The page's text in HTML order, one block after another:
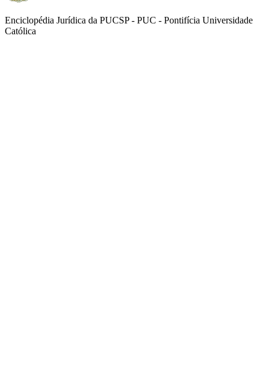
Enciclopédia Jurídica da PUCSP - PUC - Pontifícia Universidade
Católica